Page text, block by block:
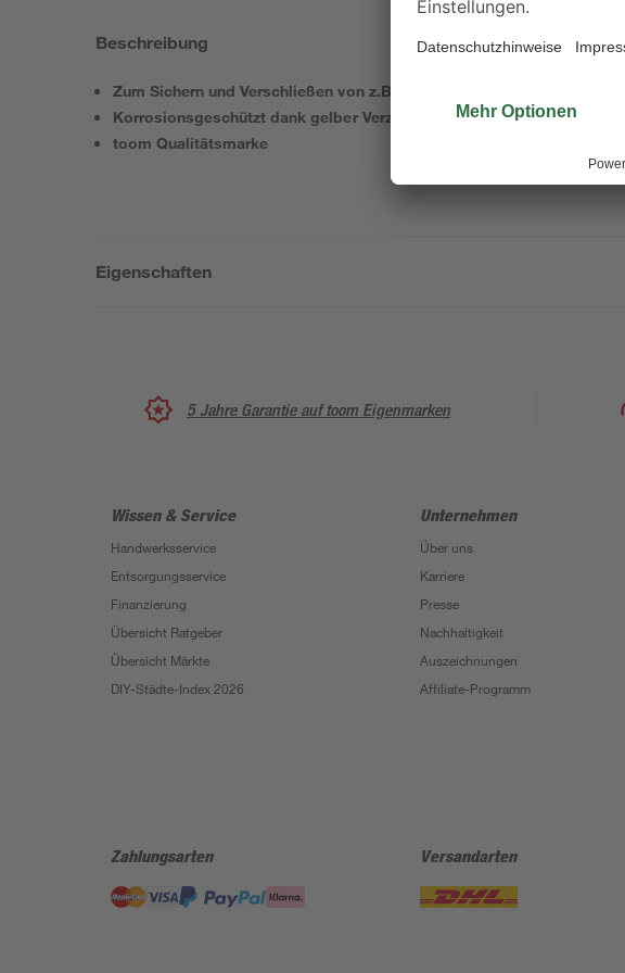
Beschreibung
Zum Sichern und Verschließen von z.B. Gartentoren
Korrosionsgeschützt dank gelber Verzinkung
toom Qualitätsmarke
Eigenschaften
5 Jahre Garantie auf toom Eigenmarken
Wissen & Service
Handwerksservice
Entsorgungsservice
Finanzierung
Übersicht Ratgeber
Übersicht Märkte
DIY-Städte-Index 2026
Unternehmen
Über uns
Karriere
Presse
Nachhaltigkeit
Auszeichnungen
Affiliate-Programm
Zahlungsarten Versandarten